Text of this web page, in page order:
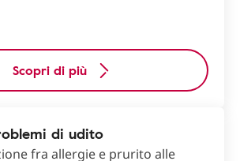
Scopri di più
di udito
fra allergie e prurito alle